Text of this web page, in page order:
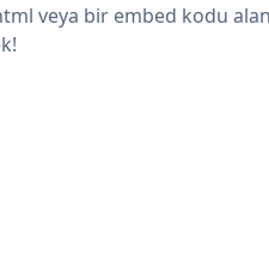
veya bir embed kodu